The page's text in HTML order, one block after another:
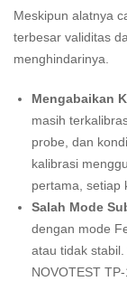
Meskipun alatnya
terbesar validitas
menghindarinya.
Mengabaikan
masih
probe, dan
kalibrasi
pertama, setiap
Salah Mode
dengan mode
atau tidak
NOVOTEST